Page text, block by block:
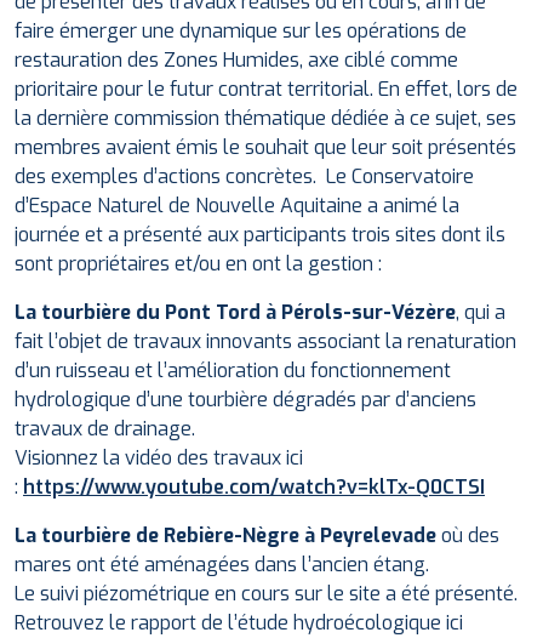
faire émerger une dynamique sur les opérations de
restauration des Zones Humides, axe ciblé comme
prioritaire pour le futur contrat territorial. En effet, lors de
la dernière commission thématique dédiée à ce sujet, ses
membres avaient émis le souhait que leur soit présentés
des exemples d’actions concrètes. Le Conservatoire
d’Espace Naturel de Nouvelle Aquitaine a animé la
journée et a présenté aux participants trois sites dont ils
sont propriétaires et/ou en ont la gestion :
La tourbière du Pont Tord à Pérols-sur-Vézère, qui a
fait l’objet de travaux innovants associant la renaturation
d’un ruisseau et l’amélioration du fonctionnement
hydrologique d’une tourbière dégradés par d’anciens
travaux de drainage.
Visionnez la vidéo des travaux ici
: https://www.youtube.com/watch?v=klTx-Q0CTSI
La tourbière de Rebière-Nègre à Peyrelevadeoù des
mares ont été aménagées dans l’ancien étang.
Le suivi piézométrique en cours sur le site a été présenté.
Retrouvez le rapport de l’étude hydroécologique ici